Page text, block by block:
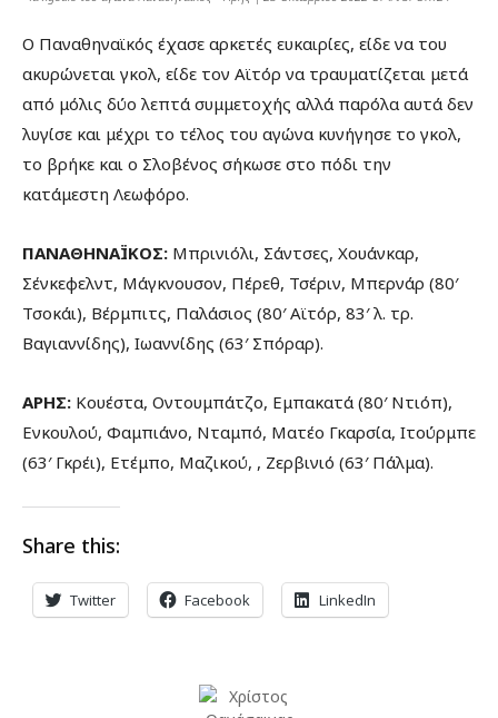
Ο Παναθηναϊκός έχασε αρκετές ευκαιρίες, είδε να του
ακυρώνεται γκολ, είδε τον Αϊτόρ να τραυματίζεται μετά
από μόλις δύο λεπτά συμμετοχής αλλά παρόλα αυτά δεν
λυγίσε και μέχρι το τέλος του αγώνα κυνήγησε το γκολ,
το βρήκε και ο Σλοβένος σήκωσε στο πόδι την
κατάμεστη Λεωφόρο.
ΠΑΝΑΘΗΝΑΪΚΟΣ: Μπρινιόλι, Σάντσες, Χουάνκαρ,
Σένκεφελντ, Μάγκνουσον, Πέρεθ, Τσέριν, Μπερνάρ (80′
Τσοκάι), Βέρμπιτς, Παλάσιος (80′ Αϊτόρ, 83′ λ. τρ.
Βαγιαννίδης), Ιωαννίδης (63′ Σπόραρ).
ΑΡΗΣ: Κουέστα, Οντουμπάτζο, Εμπακατά (80′ Ντιόπ),
Ενκουλού, Φαμπιάνο, Νταμπό, Ματέο Γκαρσία, Ιτούρμπε
(63′ Γκρέι), Ετέμπο, Μαζικού, , Ζερβινιό (63′ Πάλμα).
Share this:
Twitter Facebook LinkedIn